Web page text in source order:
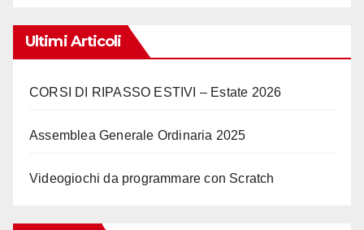
Ultimi Articoli
CORSI DI RIPASSO ESTIVI – Estate 2026
Assemblea Generale Ordinaria 2025
Videogiochi da programmare con Scratch